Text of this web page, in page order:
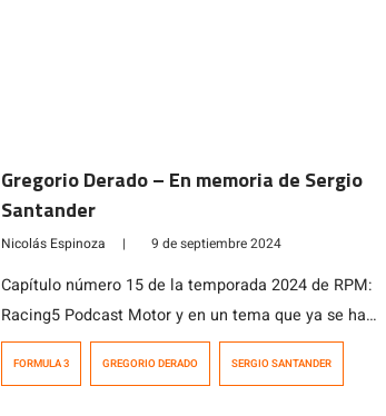
Gregorio Derado – En memoria de Sergio
Santander
Nicolás Espinoza | 9 de septiembre 2024
Capítulo número 15 de la temporada 2024 de RPM:
Racing5 Podcast Motor y en un tema que ya se ha
vuelto una constante en este temporada, hablamos de
FORMULA 3 GREGORIO DERADO SERGIO SANTANDER